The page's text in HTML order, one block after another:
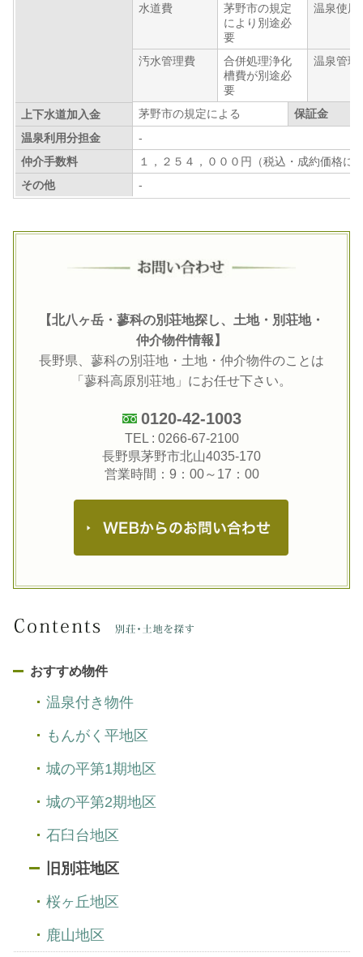
水道費
茅野市の規定
により別途必
要
温泉使用
汚水管理費
合併処理浄化
槽費が別途必
要
温泉管理
上下水道加入金 茅野市の規定による
保証金
温泉利用分担金
-
仲介手数料
１，２５４，０００円（税込・成約価格に
その他
-
【北八ヶ岳・蓼科の別荘地探し、土地・別荘地・
仲介物件情報】
長野県、蓼科の別荘地・土地・仲介物件のことは
「蓼科高原別荘地」にお任せ下さい。
0120-42-1003
TEL : 0266-67-2100
長野県茅野市北山4035-170
営業時間：9：00～17：00
おすすめ物件
温泉付き物件
もんがく平地区
城の平第1期地区
城の平第2期地区
石臼台地区
旧別荘地区
桜ヶ丘地区
鹿山地区